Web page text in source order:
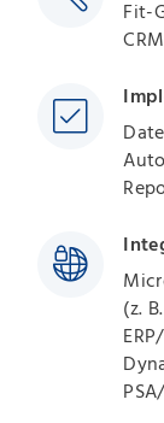
Fit-
(z.